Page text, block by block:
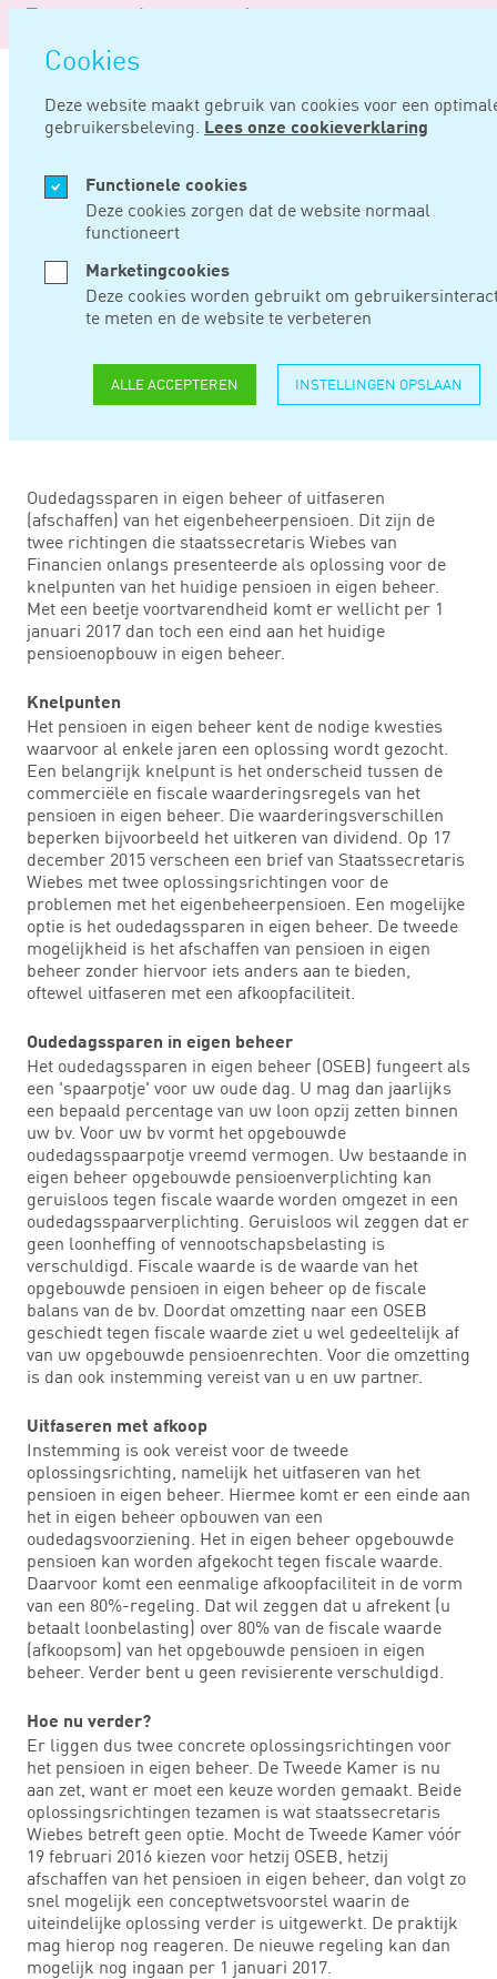
overslaan
Cookies
Deze website maakt gebruik van cookies voor een
gebruikersbeleving. Lees onze cookieverklaring
Functionele cookies
Deze cookies zorgen dat de website normaal
functioneert
Marketingcookies
Deze cookies worden gebruikt om
te meten en de website te verbeteren
ALLE ACCEPTEREN INSTELLINGEN OPSLAAN
Logo
Noord
Negentig
DEC 23, 2015
TWEE
VOOR PENSIOEN IN
EIGEN BEHEER
Oudedagssparen in eigen beheer of uitfaseren
(afschaffen) van het eigenbeheerpensioen. Dit zijn de
twee richtingen die staatssecretaris Wiebes van
Financien onlangs presenteerde als oplossing voor de
knelpunten van het huidige pensioen in eigen beheer.
Met een beetje voortvarendheid komt er wellicht per 1
januari 2017 dan toch een eind aan het huidige
pensioenopbouw in eigen beheer.
Knelpunten
Het pensioen in eigen beheer kent de nodige kwesties
waarvoor al enkele jaren een oplossing wordt gezocht.
Een belangrijk knelpunt is het onderscheid tussen de
commerciële en fiscale waarderingsregels van het
pensioen in eigen beheer. Die waarderingsverschillen
beperken bijvoorbeeld het uitkeren van dividend. Op 17
december 2015 verscheen een brief van Staatssecretaris
Wiebes met twee oplossingsrichtingen voor de
problemen met het eigenbeheerpensioen. Een mogelijke
optie is het oudedagssparen in eigen beheer. De tweede
mogelijkheid is het afschaffen van pensioen in eigen
beheer zonder hiervoor iets anders aan te bieden,
oftewel uitfaseren met een afkoopfaciliteit.
Oudedagssparen in eigen beheer
Het oudedagssparen in eigen beheer (OSEB) fungeert als
een 'spaarpotje' voor uw oude dag. U mag dan jaarlijks
een bepaald percentage van uw loon opzij zetten binnen
uw bv. Voor uw bv vormt het opgebouwde
oudedagsspaarpotje vreemd vermogen. Uw bestaande in
eigen beheer opgebouwde pensioenverplichting kan
geruisloos tegen fiscale waarde worden omgezet in een
oudedagsspaarverplichting. Geruisloos wil zeggen dat er
geen loonheffing of vennootschapsbelasting is
verschuldigd. Fiscale waarde is de waarde van het
opgebouwde pensioen in eigen beheer op de fiscale
balans van de bv. Doordat omzetting naar een OSEB
geschiedt tegen fiscale waarde ziet u wel gedeeltelijk af
van uw opgebouwde pensioenrechten. Voor die omzetting
is dan ook instemming vereist van u en uw partner.
Uitfaseren met afkoop
Instemming is ook vereist voor de tweede
oplossingsrichting, namelijk het uitfaseren van het
pensioen in eigen beheer. Hiermee komt er een einde aan
het in eigen beheer opbouwen van een
oudedagsvoorziening. Het in eigen beheer opgebouwde
pensioen kan worden afgekocht tegen fiscale waarde.
Daarvoor komt een eenmalige afkoopfaciliteit in de vorm
van een 80%-regeling. Dat wil zeggen dat u afrekent (u
betaalt loonbelasting) over 80% van de fiscale waarde
(afkoopsom) van het opgebouwde pensioen in eigen
beheer. Verder bent u geen revisierente verschuldigd.
Hoe nu verder?
Er liggen dus twee concrete oplossingsrichtingen voor
het pensioen in eigen beheer. De Tweede Kamer is nu
aan zet, want er moet een keuze worden gemaakt. Beide
oplossingsrichtingen tezamen is wat staatssecretaris
Wiebes betreft geen optie. Mocht de Tweede Kamer vóór
19 februari 2016 kiezen voor hetzij OSEB, hetzij
afschaffen van het pensioen in eigen beheer, dan volgt zo
snel mogelijk een conceptwetsvoorstel waarin de
uiteindelijke oplossing verder is uitgewerkt. De praktijk
mag hierop nog reageren. De nieuwe regeling kan dan
mogelijk nog ingaan per 1 januari 2017.